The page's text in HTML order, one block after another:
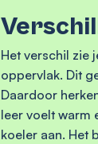
Het verschil zie
oppervlak. Dit
Daardoor
leer voelt warm
koeler aan. Het